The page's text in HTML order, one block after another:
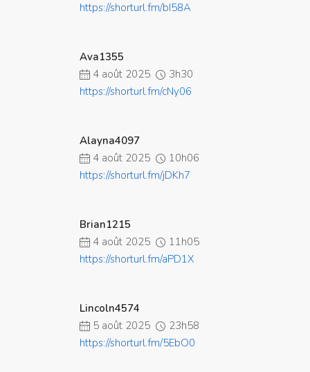
https://shorturl.fm/bI58A
Ava1355
4 août 2025
3h30
https://shorturl.fm/cNy06
Alayna4097
4 août 2025
10h06
https://shorturl.fm/jDKh7
Brian1215
4 août 2025
11h05
https://shorturl.fm/aPD1X
Lincoln4574
5 août 2025
23h58
https://shorturl.fm/5EbO0